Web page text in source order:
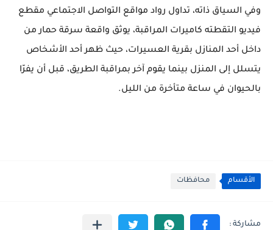
وفي السياق ذاته، تداول رواد مواقع التواصل الاجتماعي مقطع
فيديو التقطته كاميرات المراقبة، يوثق واقعة سرقة حمار من
داخل أحد المنازل بقرية العسيرات، حيث ظهر أحد الأشخاص
يتسلل إلى المنزل بينما يقوم آخر بمراقبة الطريق، قبل أن يفرّا
بالحيوان في ساعة متأخرة من الليل.
الأقسام محافظات